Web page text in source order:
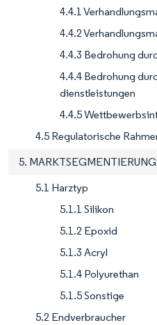
4.4.1
4.4.2
4.4.3 Bedrohung
4.4.4 Bedrohung
dienstleistungen
4.4.5
4.5 Regulatorische
5.
5.1 Harztyp
5.1.1 Silikon
5.1.2 Epoxid
5.1.3 Acryl
5.1.4 Polyurethan
5.1.5 Sonstige
5.2 Endverbraucher